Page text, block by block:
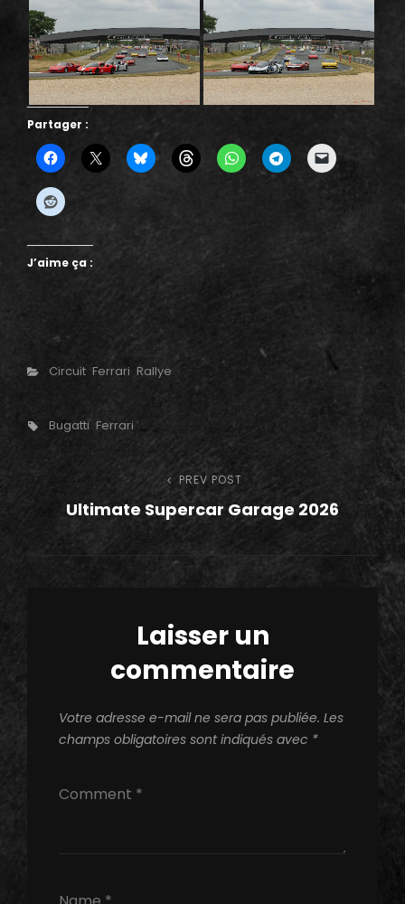
Partager :
J’aime ça :
Categories
Circuit Ferrari Rallye
Tags,
Bugatti Ferrari
Navigation
de
l’article
Previous
Post
PREV POST
Ultimate Supercar Garage 2026
Laisser un
commentaire
Votre adresse e-mail ne sera pas publiée. Les
champs obligatoires sont indiqués avec *